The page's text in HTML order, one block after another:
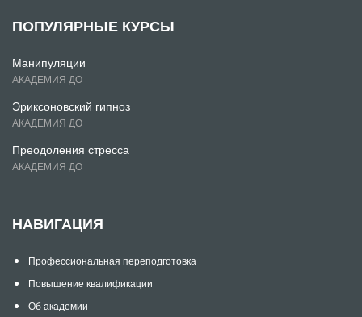
ПОПУЛЯРНЫЕ КУРСЫ
Манипуляции
АКАДЕМИЯ ДО
Эриксоновский гипноз
АКАДЕМИЯ ДО
Преодоления стресса
АКАДЕМИЯ ДО
НАВИГАЦИЯ
Профессиональная переподготовка
Повышение квалификации
Об академии